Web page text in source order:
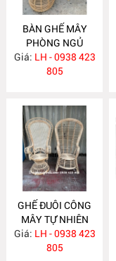
BÀN GHẾ MÂY
PHÒNG NGỦ
MA360
Giá: LH - 0938 423
805
GHẾ ĐUÔI CÔNG
MÂY TỰ NHIÊN
MA357
Giá: LH - 0938 423
805